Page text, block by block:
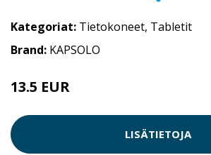
Kategoriat: Tietokoneet, Tabletit
Brand: KAPSOLO
13.5 EUR
LISÄTIETOJA